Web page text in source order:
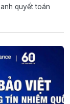
quyết toán